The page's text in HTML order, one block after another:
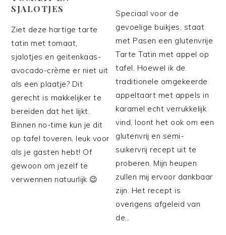
SJALOTJES
Ziet deze hartige tarte
tatin met tomaat,
sjalotjes en geitenkaas-
avocado-crème er niet uit
als een plaatje? Dit
gerecht is makkelijker te
bereiden dat het lijkt.
Binnen no-time kun je dit
op tafel toveren, leuk voor
als je gasten hebt! Of
gewoon om jezelf te
verwennen natuurlijk 😉
Speciaal voor de
gevoelige buikjes, staat
met Pasen een glutenvrije
Tarte Tatin met appel op
tafel. Hoewel ik de
traditionele omgekeerde
appeltaart met appels in
karamel echt verrukkelijk
vind, loont het ook om een
glutenvrij en semi-
suikervrij recept uit te
proberen. Mijn heupen
zullen mij ervoor dankbaar
zijn. Het recept is
overigens afgeleid van
de…